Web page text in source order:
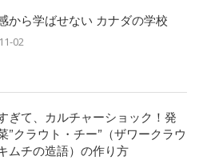
から学ばせない カナダの学校
02
ぎて、カルチャーショック！発
”クラウト・チー”（ザワークラウ
ムチの造語）の作り方